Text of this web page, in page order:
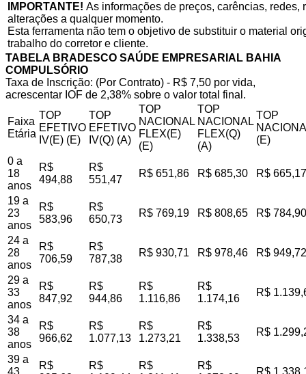
IMPORTANTE! As informações de preços, carências,
alterações a qualquer momento.
Esta ferramenta não tem o objetivo de substituir o material
trabalho do corretor e cliente.
TABELA BRADESCO SAÚDE EMPRESARIAL BAHIA
COMPULSÓRIO
Taxa de Inscrição: (Por Contrato) - R$ 7,50 por vida,
acrescentar IOF de 2,38% sobre o valor total final.
Faixa
Etária
TOP
EFETIVO
IV(E) (E)
TOP
EFETIVO
IV(Q) (A)
TOP
NACIONAL
FLEX(E)
(E)
TOP
NACIONAL
FLEX(Q)
(A)
TOP
(E)
0 a
18
anos
R$
494,88
R$
551,47
R$ 651,86 R$ 685,30 R$ 665,17
19 a
23
anos
R$
583,96
R$
650,73
R$ 769,19 R$ 808,65 R$ 784,90
24 a
28
anos
R$
706,59
R$
787,38
R$ 930,71 R$ 978,46 R$ 949,72
29 a
33
anos
R$
847,92
R$
944,86
R$
1.116,86
R$
1.174,16
R$
34 a
38
anos
R$
966,62
R$
1.077,13
R$
1.273,21
R$
1.338,53
R$
39 a
R$
R$
R$
R$